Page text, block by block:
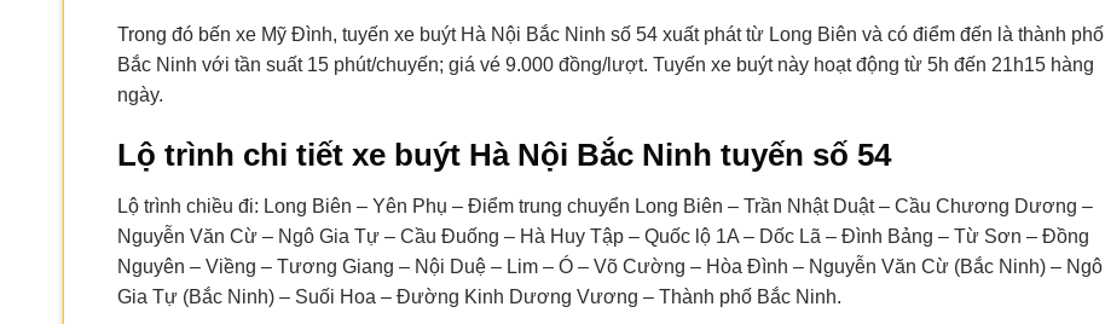
Trong đó bến xe Mỹ Đình, tuyến xe buýt Hà Nội Bắc Ninh số 54 xuất phát từ Long Biên và có điểm đến là thành phố
Bắc Ninh với tần suất 15 phút/chuyến; giá vé 9.000 đồng/lượt. Tuyến xe buýt này hoạt động từ 5h đến 21h15 hàng
ngày.
Lộ trình chi tiết xe buýt Hà Nội Bắc Ninh tuyến số 54
Lộ trình chiều đi: Long Biên – Yên Phụ – Điểm trung chuyển Long Biên – Trần Nhật Duật – Cầu Chương Dương –
Nguyễn Văn Cừ – Ngô Gia Tự – Cầu Đuống – Hà Huy Tập – Quốc lộ 1A – Dốc Lã – Đình Bảng – Từ Sơn – Đồng
Nguyên – Viềng – Tương Giang – Nội Duệ – Lim – Ó – Võ Cường – Hòa Đình – Nguyễn Văn Cừ (Bắc Ninh) – Ngô
Gia Tự (Bắc Ninh) – Suối Hoa – Đường Kinh Dương Vương – Thành phố Bắc Ninh.